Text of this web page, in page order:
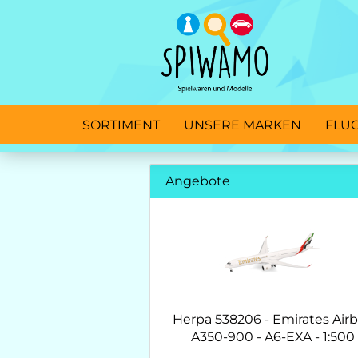
SORTIMENT UNSERE MARKEN
Angebote
Herpa 538206 - Emirates
A350-900 - A6-EXA - 1:500